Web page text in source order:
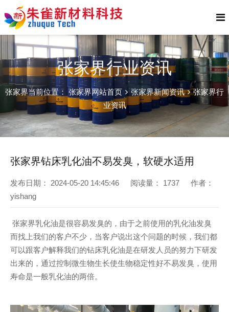
张家界行业资讯
张家界当前位置： 张家界网站首页 张家界新闻资讯
张家界行
业资讯
张家界钻床乳化油不易发臭，软硬水适用
发布日期： 2024-05-20 14:45:46 阅读量： 1737
作者：
yishang
张家界乳化油是很容易发臭的，由于之前使用的乳化油发臭
而找上我们的客户不少，当客户说出这个问题的时候，我们都
可以跟客户解释我们的钻床乳化油是在研发人员的努力下研发
出来的，通过控制微生物生长使生物稳定性好不易发臭，使用
寿命是一般乳化油的两倍。